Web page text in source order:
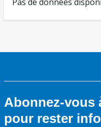
Abonnez-vous
pour rester